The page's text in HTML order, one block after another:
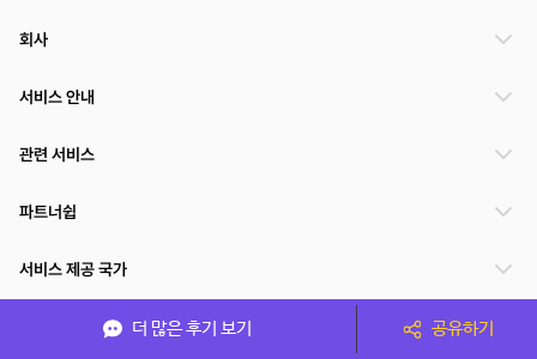
더 많은 후기 보기 공유하기
회사
서비스 안내
관련 서비스
파트너쉽
서비스 제공 국가